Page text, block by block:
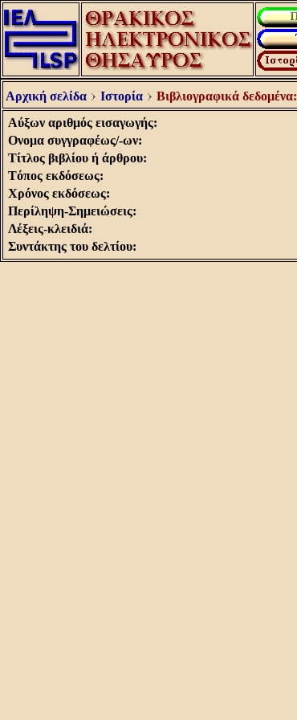
Αρχική σελίδα Ιστορία Βιβλιογραφικά δεδομένα:
Aύξων αριθμός εισαγωγής:
Oνομα συγγραφέως/-ων:
Tίτλος βιβλίου ή άρθρου:
Tόπος εκδόσεως:
Xρόνος εκδόσεως:
Περίληψη-Σημειώσεις:
Λέξεις-κλειδιά:
Συντάκτης του δελτίου: